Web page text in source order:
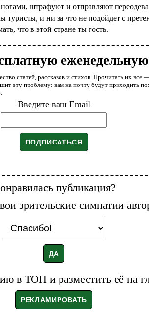
штрафуют и отправляют
туристы, и ни за что не подойдет с
что в этой стране ты гость.
статей, рассказов и стихов. Прочитать их все —
эту проблему: вам на почту будут приходить
Введите ваш Email
публикация?
зрительские симпатии
в ТОП и разместить её на